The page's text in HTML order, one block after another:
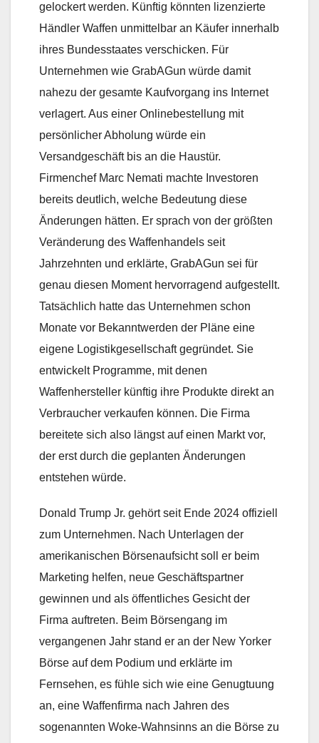
gelockert werden. Künftig könnten lizenzierte
Händler Waffen unmittelbar an Käufer innerhalb
ihres Bundesstaates verschicken. Für
Unternehmen wie GrabAGun würde damit
nahezu der gesamte Kaufvorgang ins Internet
verlagert. Aus einer Onlinebestellung mit
persönlicher Abholung würde ein
Versandgeschäft bis an die Haustür.
Firmenchef Marc Nemati machte Investoren
bereits deutlich, welche Bedeutung diese
Änderungen hätten. Er sprach von der größten
Veränderung des Waffenhandels seit
Jahrzehnten und erklärte, GrabAGun sei für
genau diesen Moment hervorragend aufgestellt.
Tatsächlich hatte das Unternehmen schon
Monate vor Bekanntwerden der Pläne eine
eigene Logistikgesellschaft gegründet. Sie
entwickelt Programme, mit denen
Waffenhersteller künftig ihre Produkte direkt an
Verbraucher verkaufen können. Die Firma
bereitete sich also längst auf einen Markt vor,
der erst durch die geplanten Änderungen
entstehen würde.
Donald Trump Jr. gehört seit Ende 2024 offiziell
zum Unternehmen. Nach Unterlagen der
amerikanischen Börsenaufsicht soll er beim
Marketing helfen, neue Geschäftspartner
gewinnen und als öffentliches Gesicht der
Firma auftreten. Beim Börsengang im
vergangenen Jahr stand er an der New Yorker
Börse auf dem Podium und erklärte im
Fernsehen, es fühle sich wie eine Genugtuung
an, eine Waffenfirma nach Jahren des
sogenannten Woke-Wahnsinns an die Börse zu